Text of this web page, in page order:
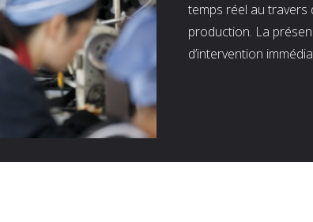
temps réel au travers
production. La
d’intervention